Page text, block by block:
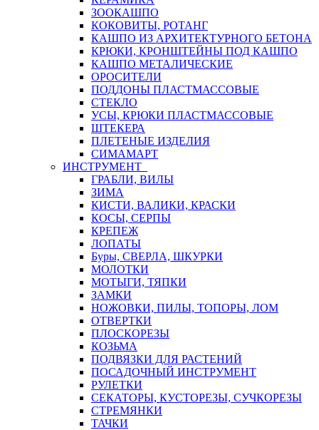
ЗООКАШПО
КОКОВИТЫ, РОТАНГ
КАШПО ИЗ АРХИТЕКТУРНОГО БЕТОНА
КРЮКИ, КРОНШТЕЙНЫ ПОД КАШПО
КАШПО МЕТАЛИЧЕСКИЕ
ОРОСИТЕЛИ
ПОДДОНЫ ПЛАСТМАССОВЫЕ
СТЕКЛО
УСЫ, КРЮКИ ПЛАСТМАССОВЫЕ
ШТЕКЕРА
ПЛЕТЕНЫЕ ИЗДЕЛИЯ
СИМАМАРТ
ИНСТРУМЕНТ
ГРАБЛИ, ВИЛЫ
ЗИМА
КИСТИ, ВАЛИКИ, КРАСКИ
КОСЫ, СЕРПЫ
КРЕПЕЖ
ЛОПАТЫ
Буры, СВЕРЛА, ШКУРКИ
МОЛОТКИ
МОТЫГИ, ТЯПКИ
ЗАМКИ
НОЖОВКИ, ПИЛЫ, ТОПОРЫ, ЛОМ
ОТВЕРТКИ
ПЛОСКОРЕЗЫ
КОЗЬМА
ПОДВЯЗКИ ДЛЯ РАСТЕНИЙ
ПОСАДОЧНЫЙ ИНСТРУМЕНТ
РУЛЕТКИ
СЕКАТОРЫ, КУСТОРЕЗЫ, СУЧКОРЕЗЫ
СТРЕМЯНКИ
ТАЧКИ